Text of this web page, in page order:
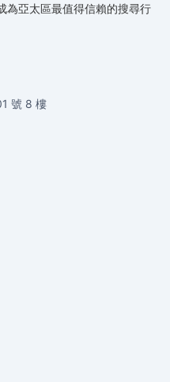
為亞太區最值得信賴的搜尋行
號 8 樓